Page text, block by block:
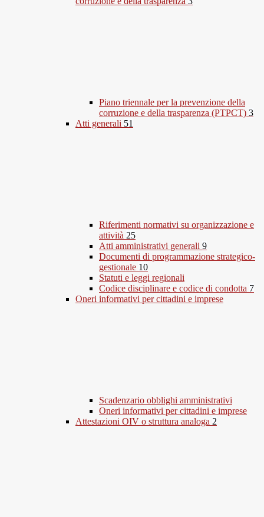
Piano triennale per la prevenzione della
corruzione e della trasparenza (PTPCT) 3
Atti generali 51
Riferimenti normativi su organizzazione e
attività 25
Atti amministrativi generali 9
Documenti di programmazione strategico-
gestionale 10
Statuti e leggi regionali
Codice disciplinare e codice di condotta 7
Oneri informativi per cittadini e imprese
Scadenzario obblighi amministrativi
Oneri informativi per cittadini e imprese
Attestazioni OIV o struttura analoga 2